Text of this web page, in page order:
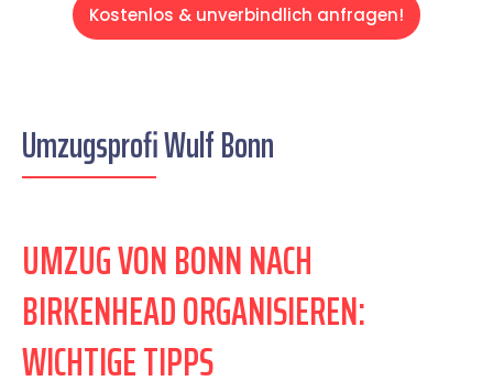
Kostenlos & unverbindlich anfragen!
Umzugsprofi Wulf Bonn
UMZUG VON BONN NACH
BIRKENHEAD ORGANISIEREN:
WICHTIGE TIPPS